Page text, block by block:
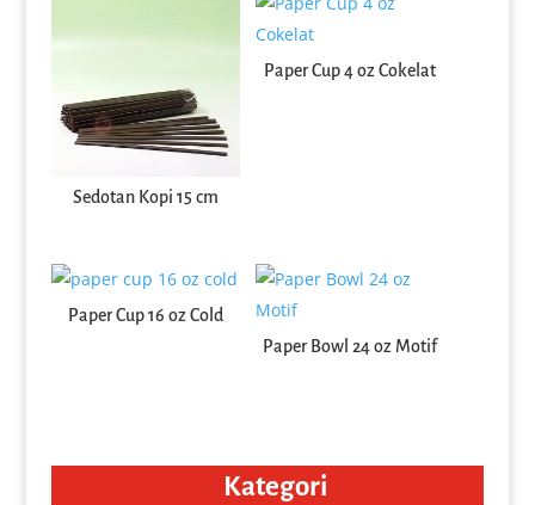
Sedotan Kopi 15 cm
Paper Cup 4 oz Cokelat
Paper Cup 16 oz Cold
Paper Bowl 24 oz Motif
Kategori